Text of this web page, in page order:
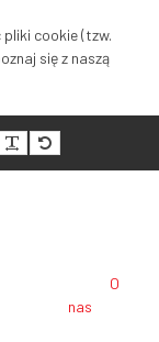
cookie (tzw.
się z naszą
Czytelność
tekstu
Domyślny
rozmiar
tekstu
O
nas